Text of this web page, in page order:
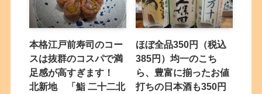
本格江戸前寿司のコー
スは抜群のコスパで満
足感が高すぎます！
北新地 「鮨 二十二北
ほぼ全品350円（税込
385円）均一のこち
ら、豊富に揃ったお値
打ちの日本酒も350円